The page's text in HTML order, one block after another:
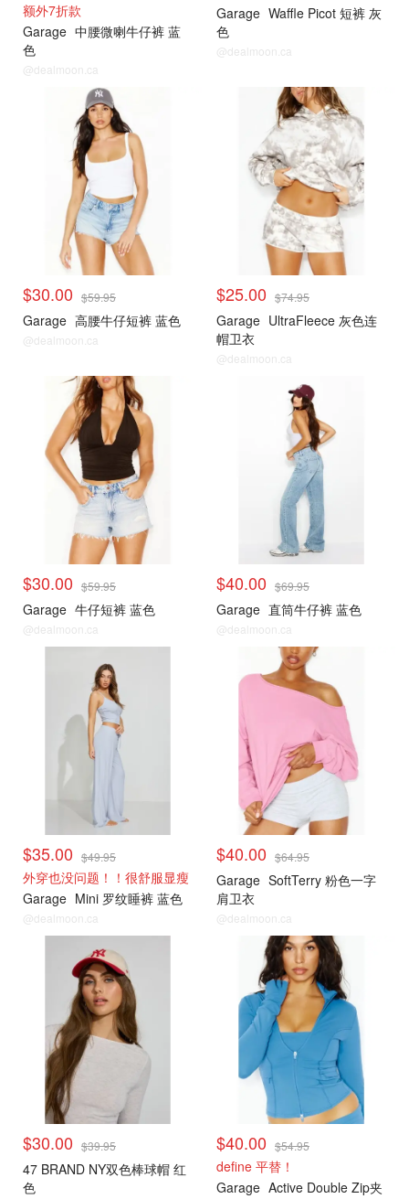
额外7折款
Garage 中腰微喇牛仔裤 蓝
色
@dealmoon.ca
Garage Waffle Picot 短裤 灰
色
@dealmoon.ca
$30.00 $59.95
Garage 高腰牛仔短裤 蓝色
@dealmoon.ca
$25.00 $74.95
Garage UltraFleece 灰色连
帽卫衣
@dealmoon.ca
$30.00 $59.95
Garage 牛仔短裤 蓝色
@dealmoon.ca
$40.00 $69.95
Garage 直筒牛仔裤 蓝色
@dealmoon.ca
$35.00 $49.95
外穿也没问题！！很舒服显瘦
Garage Mini 罗纹睡裤 蓝色
@dealmoon.ca
$40.00 $64.95
Garage SoftTerry 粉色一字
肩卫衣
@dealmoon.ca
$30.00 $39.95
47 BRAND NY双色棒球帽 红
色
$40.00 $54.95
define 平替！
Garage Active Double Zip夹